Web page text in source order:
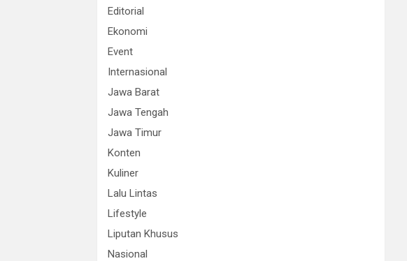
Editorial
Ekonomi
Event
Internasional
Jawa Barat
Jawa Tengah
Jawa Timur
Konten
Kuliner
Lalu Lintas
Lifestyle
Liputan Khusus
Nasional